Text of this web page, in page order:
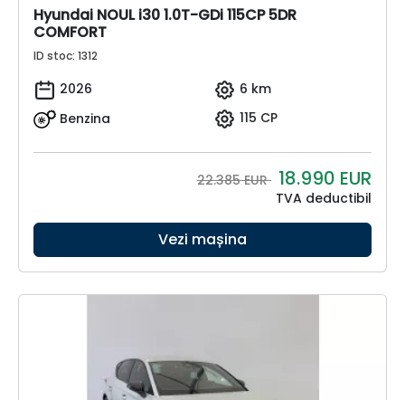
Hyundai NOUL i30 1.0T-GDi 115CP 5DR
COMFORT
ID stoc: 1312
2026
6 km
Benzina
115 CP
22.385 EUR 18.990 EUR
TVA deductibil
Vezi mașina